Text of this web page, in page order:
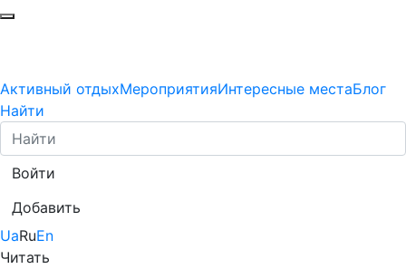
Активный отдыхМероприятияИнтересные местаБлог
Найти
Войти
Добавить
UaRuEn
Читать